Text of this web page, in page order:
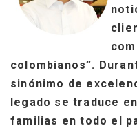
colombianos”.
sinónimo de
legado se traduce
familias en todo el